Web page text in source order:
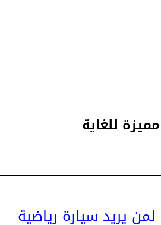
للغاية
يريد سيارة رياضية